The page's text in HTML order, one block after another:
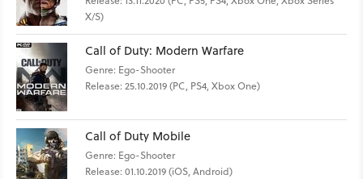
X/S)
Call of Duty: Modern Warfare
Genre: Ego-Shooter
Release: 25.10.2019 (PC, PS4, Xbox One)
Call of Duty Mobile
Genre: Ego-Shooter
Release: 01.10.2019 (iOS, Android)